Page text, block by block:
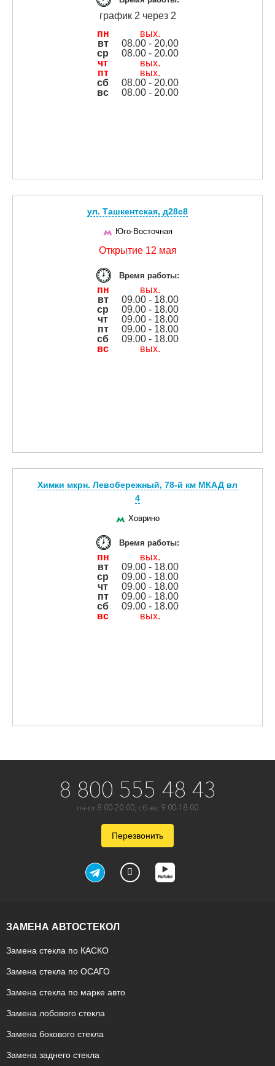
график 2 через 2
пн
вых.
вт
08.00 - 20.00
ср
08.00 - 20.00
чт
вых.
пт
вых.
сб
08.00 - 20.00
вс
08.00 - 20.00
ул. Ташкентская, д28с8
Юго-Восточная
Открытие 12 мая
Время работы:
пн
вых.
вт
09.00 - 18.00
ср
09.00 - 18.00
чт
09.00 - 18.00
пт
09.00 - 18.00
сб
09.00 - 18.00
вс
вых.
Химки мкрн. Левобережный, 78-й км МКАД вл
4
Ховрино
Время работы:
пн
вых.
вт
09.00 - 18.00
ср
09.00 - 18.00
чт
09.00 - 18.00
пт
09.00 - 18.00
сб
09.00 - 18.00
вс
вых.
8 800 555 48 43
пн-пт 8:00-20:00, сб-вс 9:00-18:00
Перезвонить
ЗАМЕНА АВТОСТЕКОЛ
Замена стекла по КАСКО
Замена стекла по ОСАГО
Замена стекла по марке авто
Замена лобового стекла
Замена бокового стекла
Замена заднего стекла